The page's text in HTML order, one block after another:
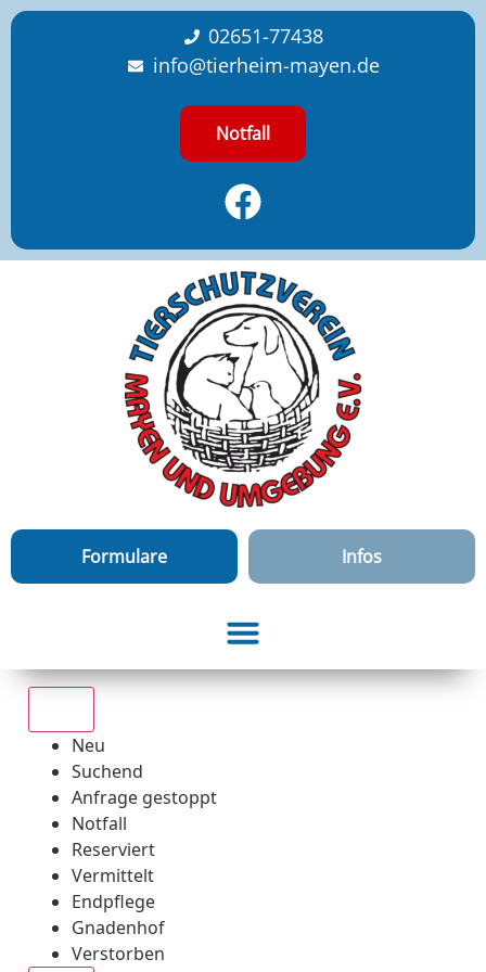
content
02651-77438
info@tierheim-mayen.de
Notfall
Formulare Infos
Neu
Suchend
Anfrage gestoppt
Notfall
Reserviert
Vermittelt
Endpflege
Gnadenhof
Verstorben